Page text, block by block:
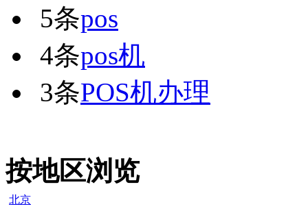
5条pos
4条pos机
3条POS机办理
按地区浏览
北京